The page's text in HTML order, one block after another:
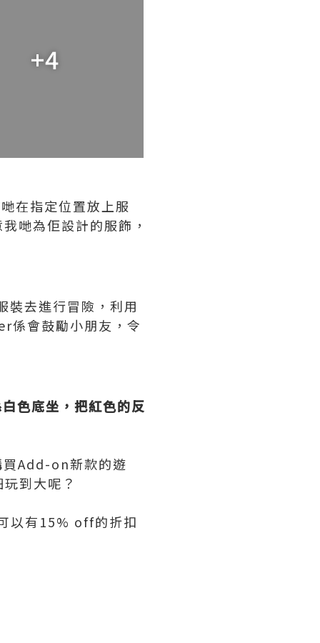
+4
在指定位置放上服
哋為佢設計的服飾，
去進行冒險，利用
係會鼓勵小朋友，令
色底坐，把紅色的反
買Add-on新款的遊
到大呢？
以有15% off的折扣